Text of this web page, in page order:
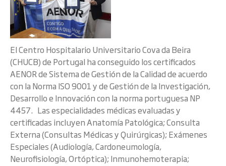
El Centro Hospitalario Universitario Cova da Beira
(CHUCB) de Portugal ha conseguido los certificados
AENOR de Sistema de Gestión de la Calidad de acuerdo
con la Norma ISO 9001 y de Gestión de la Investigación,
Desarrollo e Innovación con la norma portuguesa NP
4457. Las especialidades médicas evaluadas y
certificadas incluyen Anatomía Patológica; Consulta
Externa (Consultas Médicas y Quirúrgicas); Exámenes
Especiales (Audiología, Cardoneumología,
Neurofisiología, Ortóptica); Inmunohemoterapia;